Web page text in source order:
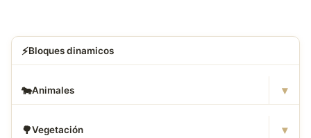
⚡Bloques dinamicos
🐄Animales ▾
🌳Vegetación ▾